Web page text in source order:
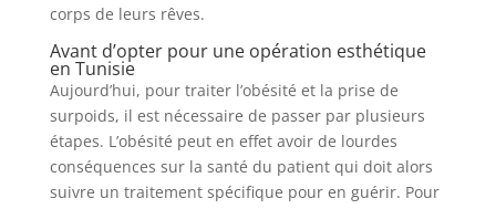
corps de leurs rêves.
Avant d’opter pour une opération esthétique
en Tunisie
Aujourd’hui, pour traiter l’obésité et la prise de
surpoids, il est nécessaire de passer par plusieurs
étapes. L’obésité peut en effet avoir de lourdes
conséquences sur la santé du patient qui doit alors
suivre un traitement spécifique pour en guérir. Pour